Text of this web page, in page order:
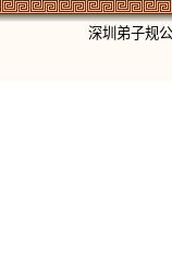
深圳弟子规